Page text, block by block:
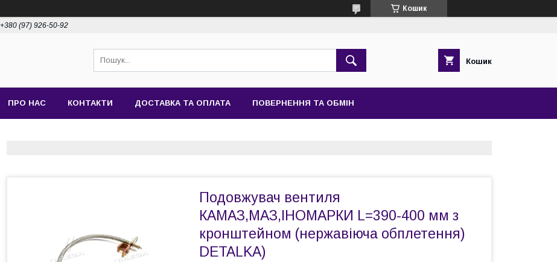
Кошик
+380 (97) 926-50-92
Кошик
ПРО НАС КОНТАКТИ ДОСТАВКА ТА ОПЛАТА ПОВЕРНЕННЯ ТА ОБМІН
Подовжувач вентиля
КАМАЗ,МАЗ,ІНОМАРКИ L=390-400 мм з
кронштейном (нержавіюча обплетення)
DETALKA)